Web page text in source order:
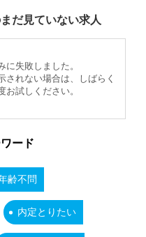
だ見ていない求人
に失敗しました。
されない場合は、しばらく
お試しください。
ード
齢不問
内定とりたい